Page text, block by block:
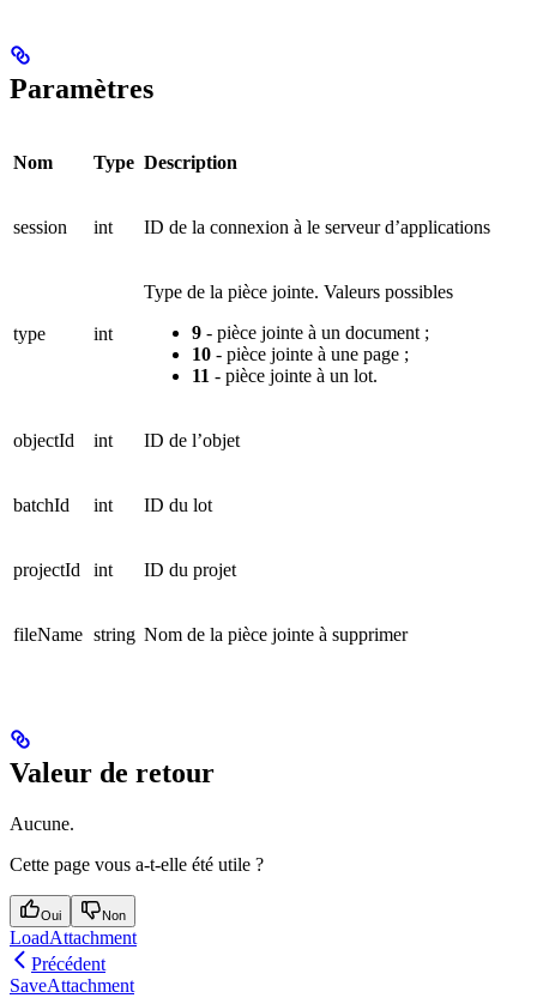
Paramètres
Nom Type Description
session int ID de la connexion à le serveur d’applications
type int
Type de la pièce jointe. Valeurs possibles
9 - pièce jointe à un document ;
10 - pièce jointe à une page ;
11 - pièce jointe à un lot.
objectId int ID de l’objet
batchId int ID du lot
projectId int ID du projet
fileName string Nom de la pièce jointe à supprimer
Valeur de retour
Aucune.
Cette page vous a-t-elle été utile ?
Oui Non
LoadAttachment
Précédent
SaveAttachment